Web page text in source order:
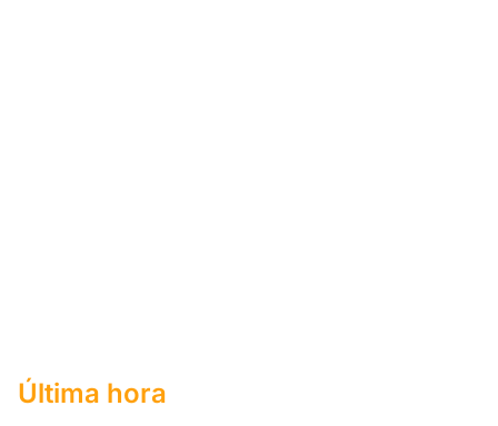
Última hora